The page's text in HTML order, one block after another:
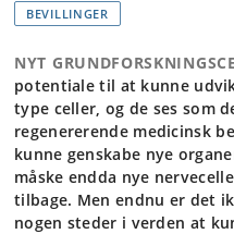
BEVILLINGER
NYT
potentiale til at kunne
type celler, og de ses som
regenererende medicinsk
kunne genskabe nye
måske endda nye
tilbage. Men endnu er det
nogen steder i verden at